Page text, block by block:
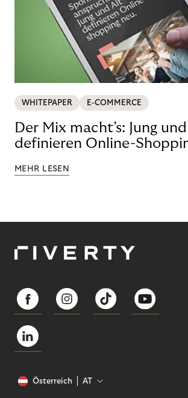
WHITEPAPER E-COMMERCE
Der Mix macht’s: Jung
definieren Online-
MEHR LESEN
Österreich AT